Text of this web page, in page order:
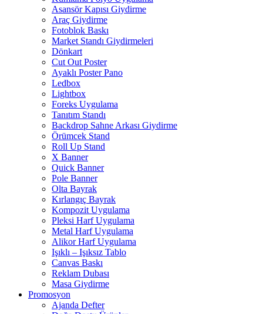
Asansör Kapısı Giydirme
Araç Giydirme
Fotoblok Baskı
Market Standı Giydirmeleri
Dönkart
Cut Out Poster
Ayaklı Poster Pano
Ledbox
Lightbox
Foreks Uygulama
Tanıtım Standı
Backdrop Sahne Arkası Giydirme
Örümcek Stand
Roll Up Stand
X Banner
Quick Banner
Pole Banner
Olta Bayrak
Kırlangıç Bayrak
Kompozit Uygulama
Pleksi Harf Uygulama
Metal Harf Uygulama
Alikor Harf Uygulama
Işıklı – Işıksız Tablo
Canvas Baskı
Reklam Dubası
Masa Giydirme
Promosyon
Ajanda Defter